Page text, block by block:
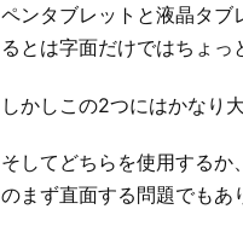
ペンタブレットと液晶タブ
るとは字面だけではちょっ
しかしこの2つにはかなり
そしてどちらを使用する
のまず直面する問題でもあ